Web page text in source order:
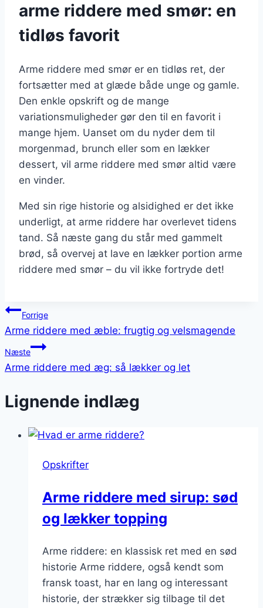
arme riddere med smør: en
tidløs favorit
Arme riddere med smør er en tidløs ret, der
fortsætter med at glæde både unge og gamle.
Den enkle opskrift og de mange
variationsmuligheder gør den til en favorit i
mange hjem. Uanset om du nyder dem til
morgenmad, brunch eller som en lækker
dessert, vil arme riddere med smør altid være
en vinder.
Med sin rige historie og alsidighed er det ikke
underligt, at arme riddere har overlevet tidens
tand. Så næste gang du står med gammelt
brød, så overvej at lave en lækker portion arme
riddere med smør – du vil ikke fortryde det!
Indlægsnavigation
Forrige
Arme riddere med æble: frugtig og velsmagende
Næste
Arme riddere med æg: så lækker og let
Lignende indlæg
Opskrifter
Arme riddere med sirup: sød
og lækker topping
Arme riddere: en klassisk ret med en sød
historie Arme riddere, også kendt som
fransk toast, har en lang og interessant
historie, der strækker sig tilbage til det